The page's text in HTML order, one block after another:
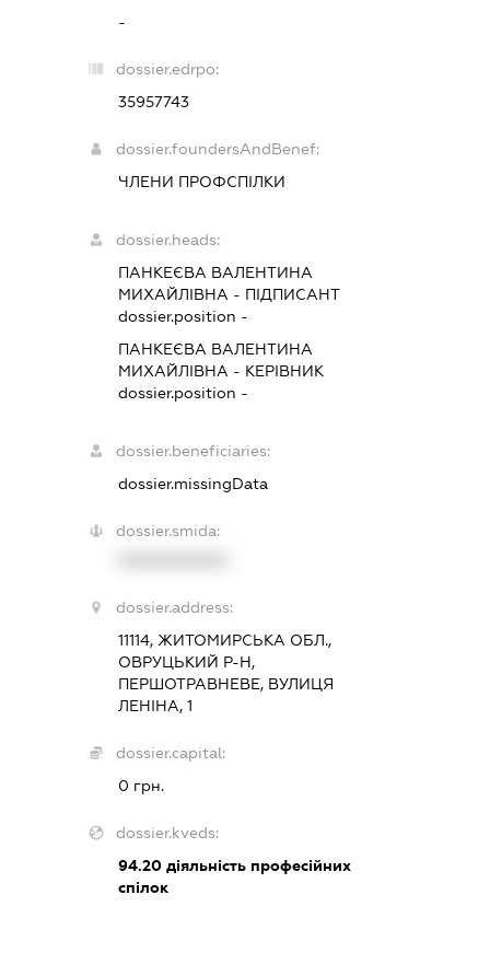
-
dossier.edrpo:
35957743
dossier.foundersAndBenef:
ЧЛЕНИ ПРОФСПІЛКИ
dossier.heads:
ПАНКЕЄВА ВАЛЕНТИНА
МИХАЙЛІВНА - ПІДПИСАНТ
dossier.position -
ПАНКЕЄВА ВАЛЕНТИНА
МИХАЙЛІВНА - КЕРІВНИК
dossier.position -
dossier.beneficiaries:
dossier.missingData
dossier.smida:
dossier.address:
11114, ЖИТОМИРСЬКА ОБЛ.,
ОВРУЦЬКИЙ Р-Н,
ПЕРШОТРАВНЕВЕ, ВУЛИЦЯ
ЛЕНІНА, 1
dossier.capital:
0 грн.
dossier.kveds:
94.20 діяльність професійних
спілок